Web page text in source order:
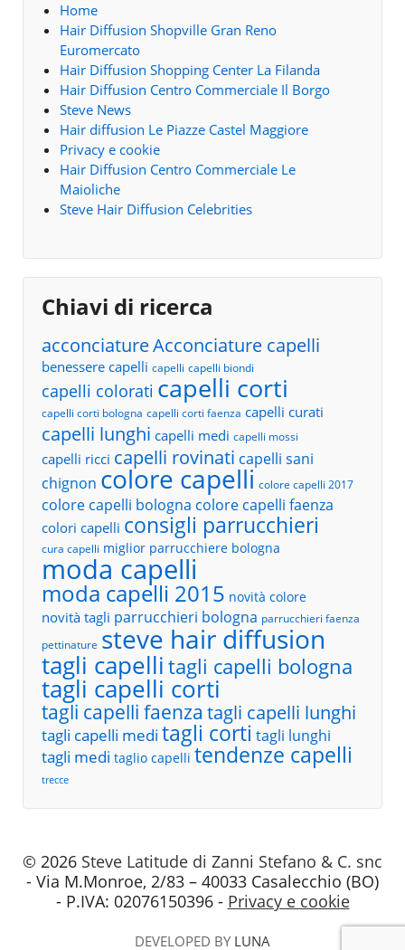
Home
Hair Diffusion Shopville Gran Reno
Euromercato
Hair Diffusion Shopping Center La Filanda
Hair Diffusion Centro Commerciale Il Borgo
Steve News
Hair diffusion Le Piazze Castel Maggiore
Privacy e cookie
Hair Diffusion Centro Commerciale Le
Maioliche
Steve Hair Diffusion Celebrities
Chiavi di ricerca
acconciatureAcconciature capelli
benessere capelli capelli capelli biondi
capelli colorati capelli corti
capelli corti bologna capelli corti faenza capelli curati
capelli lunghi capelli medi capelli mossi
capelli ricci capelli rovinati capelli sani
chignon colore capelli colore capelli 2017
colore capelli bologna colore capelli faenza
colori capelli consigli parrucchieri
cura capelli miglior parrucchiere bologna
moda capelli
moda capelli 2015 novità colore
novità tagli parrucchieri bologna parrucchieri faenza
pettinature steve hair diffusion
tagli capelli tagli capelli bologna
tagli capelli corti
tagli capelli faenza tagli capelli lunghi
tagli capelli medi tagli corti tagli lunghi
tagli medi taglio capelli tendenze capelli
trecce
© 2026 Steve Latitude di Zanni Stefano & C. snc
- Via M.Monroe, 2/83 – 40033 Casalecchio (BO)
- P.IVA: 02076150396 - Privacy e cookie
DEVELOPED BY LUNA